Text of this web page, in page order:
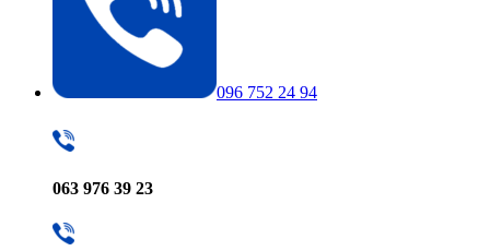
096 752 24 94
063 976 39 23